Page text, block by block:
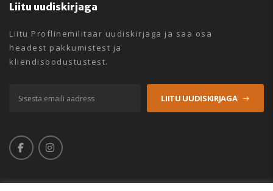
Liitu uudiskirjaga
Liitu Proflinemilitaar uudiskirjaga ja saa osa
headest pakkumistest ja
kliendisoodustustest.
LIITU UUDISKIRJAGA